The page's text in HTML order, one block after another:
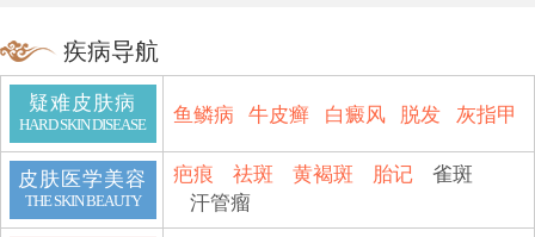
疾病导航
疑难皮肤病
HARD SKIN DISEASE 鱼鳞病 牛皮癣 白癜风 脱发 灰指甲
皮肤医学美容
THE SKIN BEAUTY
疤痕 祛斑 黄褐斑 胎记
雀斑
汗管瘤